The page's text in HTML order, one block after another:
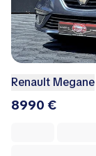
Renault Megane
8990 €